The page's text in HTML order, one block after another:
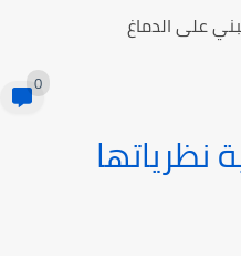
0
نظرياتها